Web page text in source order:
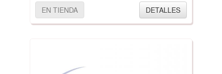
EN TIENDA DETALLES